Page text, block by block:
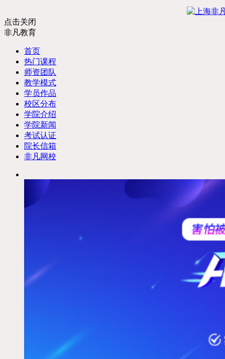
点击关闭
非凡教育
首页
热门课程
师资团队
教学模式
学员作品
校区分布
学院介绍
学院新闻
考试认证
院长信箱
非凡网校